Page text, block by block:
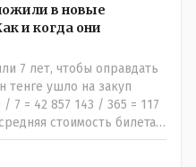
в новые
и когда они
7 лет, чтобы оправдать
ушло на закуп
7 = 42 857 143 / 365 = 117
стоимость билета)
быть средняя
этих